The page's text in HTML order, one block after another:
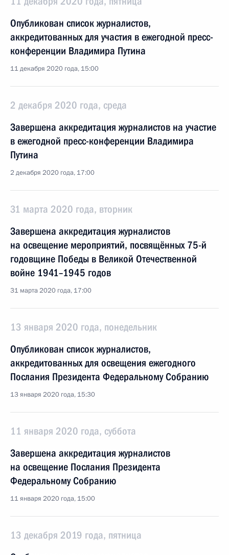
Опубликован список журналистов,
аккредитованных для участия в ежегодной пресс-
конференции Владимира Путина
11 декабря 2020 года, 15:00
2 декабря 2020 года, среда
Завершена аккредитация журналистов на участие
в ежегодной пресс-конференции Владимира
Путина
2 декабря 2020 года, 17:00
31 марта 2020 года, вторник
Завершена аккредитация журналистов
на освещение мероприятий, посвящённых 75-й
годовщине Победы в Великой Отечественной
войне 1941–1945 годов
31 марта 2020 года, 17:00
13 января 2020 года, понедельник
Опубликован список журналистов,
аккредитованных для освещения ежегодного
Послания Президента Федеральному Собранию
13 января 2020 года, 15:30
11 января 2020 года, суббота
Завершена аккредитация журналистов
на освещение Послания Президента
Федеральному Собранию
11 января 2020 года, 15:00
13 декабря 2019 года, пятница